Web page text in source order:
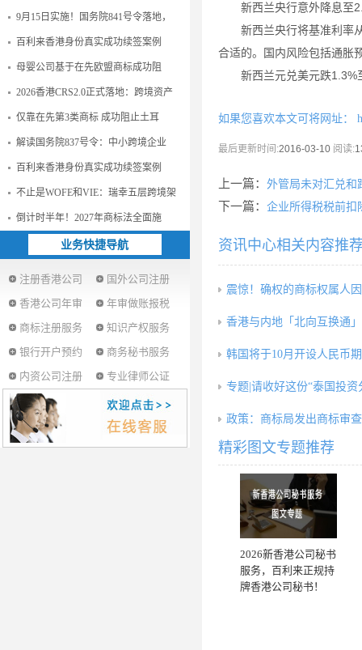
9月15日实施！国务院841号令落地，
百利来香港身份真实成功续签案例
母婴公司基于在先欧盟商标成功阻
2026香港CRS2.0正式落地：跨境资产
仅靠在先第3类商标 成功阻止土耳
解读国务院837号令：中小跨境企业
百利来香港身份真实成功续签案例
不止是WOFE和VIE：瑞幸五层跨境架
倒计时半年！2027年商标法全面施
业务快捷导航
注册香港公司
国外公司注册
香港公司年审
年审做账报税
商标注册服务
知识产权服务
银行开户预约
商务秘书服务
内资公司注册
专业律师公证
新西兰央行意外降息至
新西兰央行将基准利率从
合适的。国内风险包括通胀
新西兰元兑美元跌1.3%
如果您喜欢本文可将网址：
最后更新时间:2016-03-10 阅读:
上一篇： 外管局未对汇兑和
下一篇： 企业所得税税前扣
资讯中心相关内容推
震惊！确权的商标权属人
香港与内地「北向互换通
韩国将于10月开设人民币
专题|请收好这份“泰国投资
政策：商标局发出商标审
精彩图文专题推荐
2026新香港公司秘书
服务，百利来正规持
牌香港公司秘书！